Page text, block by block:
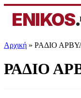
ENIKOS.
Αρχική » ΡΑΔΙΟ
ΡΑΔΙΟ